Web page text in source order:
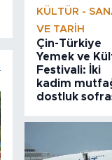
KÜLTÜR -
VE TARIH
Çin-Türkiye
Yemek ve
Festivali: İki
kadim
dostluk